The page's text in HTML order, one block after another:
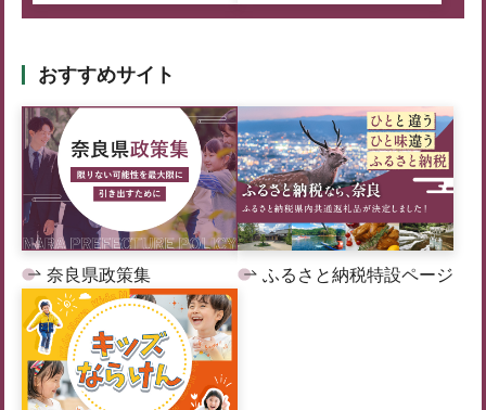
おすすめサイト
奈良県政策集 ふるさと納税特設ページ